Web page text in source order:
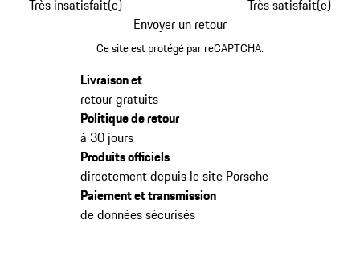
Très insatisfait(e)
Très satisfait(e)
Envoyer un retour
Ce site est protégé par reCAPTCHA.
Livraison et
retour gratuits
Politique de retour
à 30 jours
Produits officiels
directement depuis le site Porsche
Paiement et transmission
de données sécurisés